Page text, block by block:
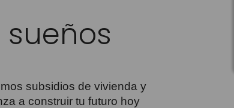
subsidios de vivienda y
a construir tu futuro hoy